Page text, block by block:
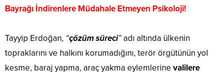
Bayrağı İndirenlere Müdahale Etmeyen Psikoloji!
Tayyip Erdoğan, “çözüm süreci”adı altında ülkenin
topraklarını ve halkını korumadığını, terör örgütünün yol
kesme, baraj yapma, araç yakma eylemlerine valilere